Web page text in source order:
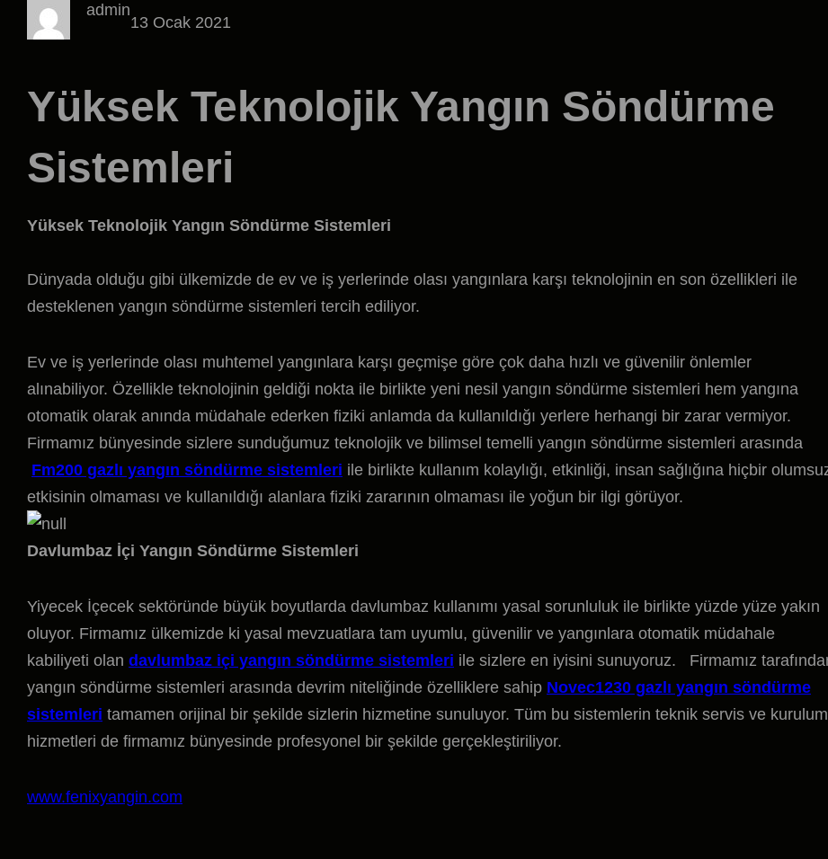
admin
13 Ocak 2021
Yüksek Teknolojik Yangın Söndürme
Sistemleri
Yüksek Teknolojik Yangın Söndürme Sistemleri
Dünyada olduğu gibi ülkemizde de ev ve iş yerlerinde olası yangınlara karşı teknolojinin en son özellikleri ile
desteklenen yangın söndürme sistemleri tercih ediliyor.
Ev ve iş yerlerinde olası muhtemel yangınlara karşı geçmişe göre çok daha hızlı ve güvenilir önlemler
alınabiliyor. Özellikle teknolojinin geldiği nokta ile birlikte yeni nesil yangın söndürme sistemleri hem yangına
otomatik olarak anında müdahale ederken fiziki anlamda da kullanıldığı yerlere herhangi bir zarar vermiyor.
Firmamız bünyesinde sizlere sunduğumuz teknolojik ve bilimsel temelli yangın söndürme sistemleri arasında
Fm200 gazlı yangın söndürme sistemleri ile birlikte kullanım kolaylığı, etkinliği, insan sağlığına hiçbir
etkisinin olmaması ve kullanıldığı alanlara fiziki zararının olmaması ile yoğun bir ilgi görüyor.
Davlumbaz İçi Yangın Söndürme Sistemleri
Yiyecek İçecek sektöründe büyük boyutlarda davlumbaz kullanımı yasal sorunluluk ile birlikte yüzde yüze yakın
oluyor. Firmamız ülkemizde ki yasal mevzuatlara tam uyumlu, güvenilir ve yangınlara otomatik müdahale
kabiliyeti olan davlumbaz içi yangın söndürme sistemleri ile sizlere en iyisini sunuyoruz. Firmamız
yangın söndürme sistemleri arasında devrim niteliğinde özelliklere sahip Novec1230 gazlı yangın söndürme
sistemleri tamamen orijinal bir şekilde sizlerin hizmetine sunuluyor. Tüm bu sistemlerin teknik servis ve kurulum
hizmetleri de firmamız bünyesinde profesyonel bir şekilde gerçekleştiriliyor.
www.fenixyangin.com